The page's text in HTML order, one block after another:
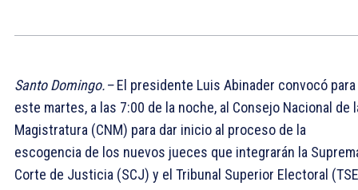
Santo Domingo.–El presidente Luis Abinader convocó para
este martes, a las 7:00 de la noche, al Consejo Nacional de
Magistratura (CNM) para dar inicio al proceso de la
escogencia de los nuevos jueces que integrarán la
Corte de Justicia (SCJ) y el Tribunal Superior Electoral